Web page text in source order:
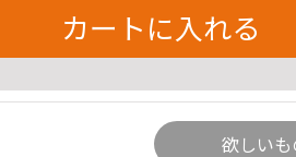
カートに入れる
欲しい